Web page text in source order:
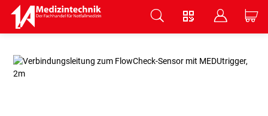
V B C